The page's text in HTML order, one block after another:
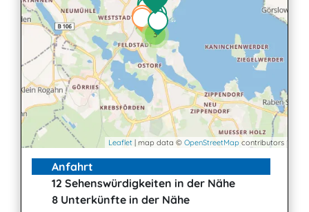
2
3
2
Leaflet | map data © OpenStreetMap contributors
Anfahrt
12 Sehenswürdigkeiten in der Nähe
8 Unterkünfte in der Nähe